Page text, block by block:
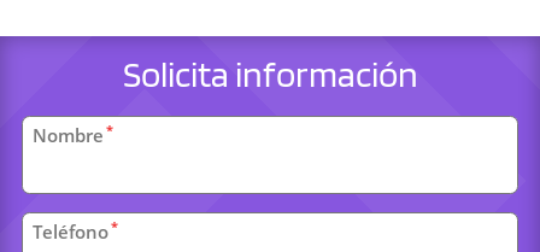
Solicita información
Datos
personales
Nombre *
Teléfono*